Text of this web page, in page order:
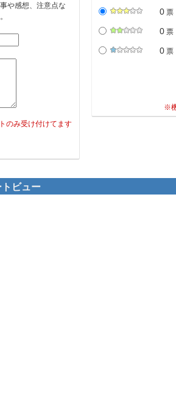
0 票
0 票
0 票
※
や感想、注意点な
のみ受け付けてます
ビュー